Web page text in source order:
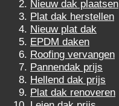
Nieuw dak plaatsen
Plat dak herstellen
Nieuw plat dak
EPDM daken
Roofing vervangen
Pannendak prijs
Hellend dak prijs
Plat dak renoveren